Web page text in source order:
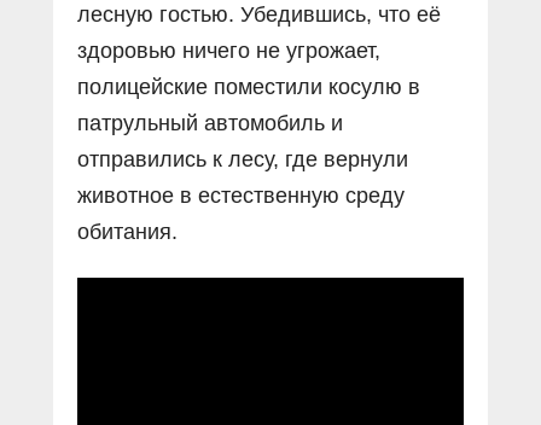
лесную гостью. Убедившись, что её
здоровью ничего не угрожает,
полицейские поместили косулю в
патрульный автомобиль и
отправились к лесу, где вернули
животное в естественную среду
обитания.